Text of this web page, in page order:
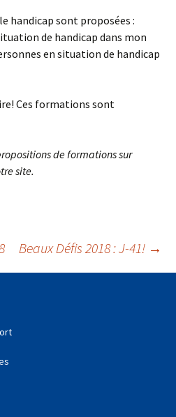
handicap sont proposées :
de handicap dans mon
en situation de handicap
Ces formations sont
de formations sur
site.
Beaux Défis 2018 : J-41! →